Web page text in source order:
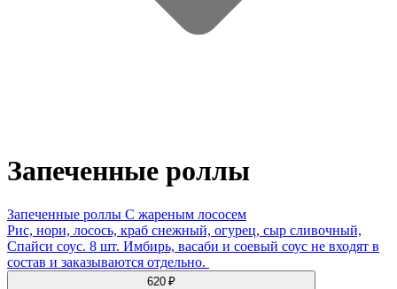
Запеченные роллы
Запеченные роллы С жареным лососем
Рис, нори, лосось, краб снежный, огурец, сыр сливочный,
Спайси соус. 8 шт. Имбирь, васаби и соевый соус не входят в
состав и заказываются отдельно.
620 ₽